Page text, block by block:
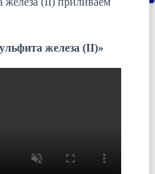
железа (II)»